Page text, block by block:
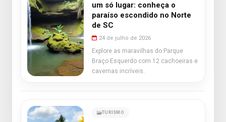
um só lugar: conheça o
paraíso escondido no Norte
de SC
24 de julho de 2026
Explore as maravilhas do Parque
Braço Esquerdo com 12 cachoeiras e
cavernas incríveis.
TURISMO